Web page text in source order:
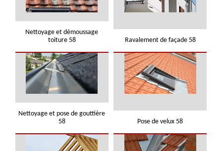
Nettoyage et démoussage
toiture 58
Ravalement de façade 58
Nettoyage et pose de gouttière
58
Pose de velux 58